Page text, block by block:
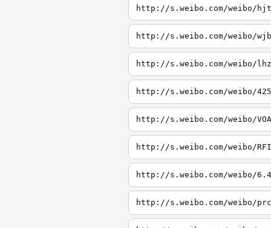
http://s.weibo.com/weibo/hjt
http://s.weibo.com/weibo/wjb
http://s.weibo.com/weibo/lhz
http://s.weibo.com/weibo/425
http://s.weibo.com/weibo/VOA
http://s.weibo.com/weibo/RFI
http://s.weibo.com/weibo/6.4
http://s.weibo.com/weibo/prc